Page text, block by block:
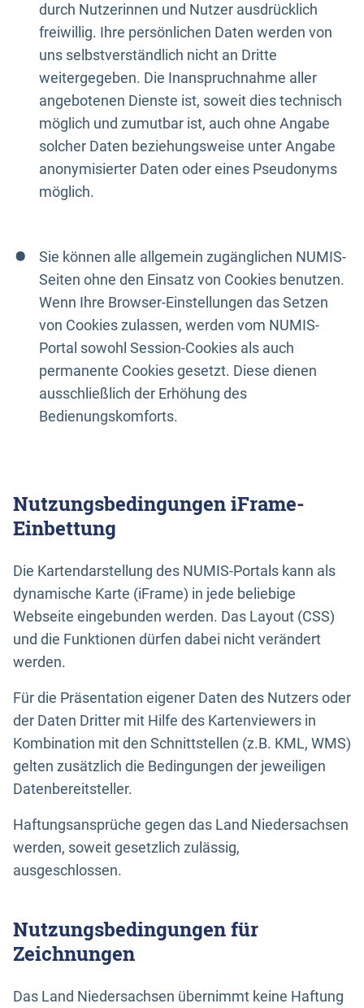
durch Nutzerinnen und Nutzer ausdrücklich
freiwillig. Ihre persönlichen Daten werden von
uns selbstverständlich nicht an Dritte
weitergegeben. Die Inanspruchnahme aller
angebotenen Dienste ist, soweit dies technisch
möglich und zumutbar ist, auch ohne Angabe
solcher Daten beziehungsweise unter Angabe
anonymisierter Daten oder eines Pseudonyms
möglich.
Sie können alle allgemein zugänglichen NUMIS-
Seiten ohne den Einsatz von Cookies benutzen.
Wenn Ihre Browser-Einstellungen das Setzen
von Cookies zulassen, werden vom NUMIS-
Portal sowohl Session-Cookies als auch
permanente Cookies gesetzt. Diese dienen
ausschließlich der Erhöhung des
Bedienungskomforts.
Nutzungsbedingungen iFrame-
Einbettung
Die Kartendarstellung des NUMIS-Portals kann als
dynamische Karte (iFrame) in jede beliebige
Webseite eingebunden werden. Das Layout (CSS)
und die Funktionen dürfen dabei nicht verändert
werden.
Für die Präsentation eigener Daten des Nutzers oder
der Daten Dritter mit Hilfe des Kartenviewers in
Kombination mit den Schnittstellen (z.B. KML, WMS)
gelten zusätzlich die Bedingungen der jeweiligen
Datenbereitsteller.
Haftungsansprüche gegen das Land Niedersachsen
werden, soweit gesetzlich zulässig,
ausgeschlossen.
Nutzungsbedingungen für
Zeichnungen
Das Land Niedersachsen übernimmt keine Haftung